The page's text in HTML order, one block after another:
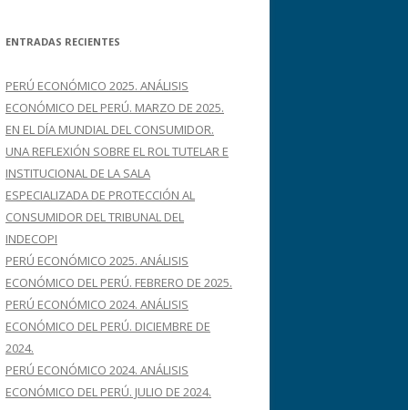
c
r
:
ENTRADAS RECIENTES
PERÚ ECONÓMICO 2025. ANÁLISIS
ECONÓMICO DEL PERÚ. MARZO DE 2025.
EN EL DÍA MUNDIAL DEL CONSUMIDOR.
UNA REFLEXIÓN SOBRE EL ROL TUTELAR E
INSTITUCIONAL DE LA SALA
ESPECIALIZADA DE PROTECCIÓN AL
CONSUMIDOR DEL TRIBUNAL DEL
INDECOPI
PERÚ ECONÓMICO 2025. ANÁLISIS
ECONÓMICO DEL PERÚ. FEBRERO DE 2025.
PERÚ ECONÓMICO 2024. ANÁLISIS
ECONÓMICO DEL PERÚ. DICIEMBRE DE
2024.
PERÚ ECONÓMICO 2024. ANÁLISIS
ECONÓMICO DEL PERÚ. JULIO DE 2024.